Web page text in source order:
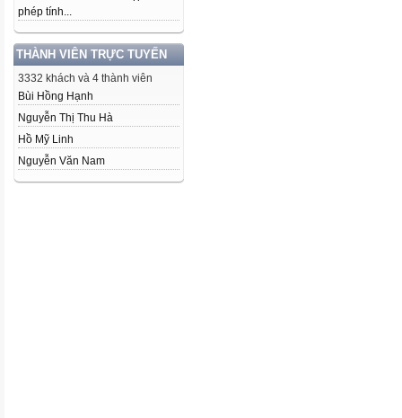
phép tính...
THÀNH VIÊN TRỰC TUYẾN
3332 khách và 4 thành viên
Bùi Hồng Hạnh
Nguyễn Thị Thu Hà
Hồ Mỹ Linh
Nguyễn Văn Nam